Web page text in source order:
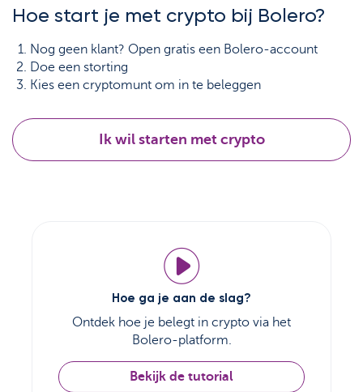
Hoe start je met crypto bij Bolero?
Nog geen klant? Open gratis een Bolero-account
Doe een storting
Kies een cryptomunt om in te beleggen
Ik wil starten met crypto
Hoe ga je aan de slag?
Ontdek hoe je belegt in crypto via het
Bolero-platform.
Bekijk de tutorial